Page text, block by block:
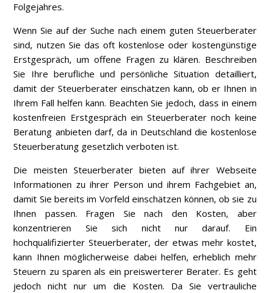
Folgejahres.
Wenn Sie auf der Suche nach einem guten Steuerberater
sind, nutzen Sie das oft kostenlose oder kostengünstige
Erstgespräch, um offene Fragen zu klären. Beschreiben
Sie Ihre berufliche und persönliche Situation detailliert,
damit der Steuerberater einschätzen kann, ob er Ihnen in
Ihrem Fall helfen kann. Beachten Sie jedoch, dass in einem
kostenfreien Erstgespräch ein Steuerberater noch keine
Beratung anbieten darf, da in Deutschland die kostenlose
Steuerberatung gesetzlich verboten ist.
Die meisten Steuerberater bieten auf ihrer Webseite
Informationen zu ihrer Person und ihrem Fachgebiet an,
damit Sie bereits im Vorfeld einschätzen können, ob sie zu
Ihnen passen. Fragen Sie nach den Kosten, aber
konzentrieren Sie sich nicht nur darauf. Ein
hochqualifizierter Steuerberater, der etwas mehr kostet,
kann Ihnen möglicherweise dabei helfen, erheblich mehr
Steuern zu sparen als ein preiswerterer Berater. Es geht
jedoch nicht nur um die Kosten. Da Sie vertrauliche